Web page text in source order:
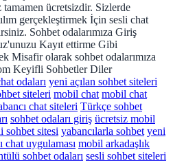
tamamen ücretsizdir. Sizlerde
gerçekleştirmek İçin sesli chat
Sohbet odalarımıza Giriş
Kayıt ettirme Gibi
Misafir olarak sohbet odalarımıza
Keyifli Sohbetler Diler
odaları yeni açılan sohbet siteleri
siteleri mobil chat mobil chat
chat siteleri Türkçe sohbet
sohbet odaları giriş ücretsiz mobil
sohbet sitesi yabancılarla sohbet yeni
chat uygulaması mobil arkadaşlık
sohbet odaları sesli sohbet siteleri